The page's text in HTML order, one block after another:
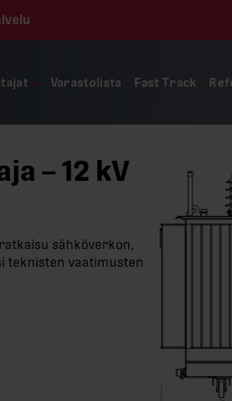
Varastolista Fast Track
– 12 kV
sähköverkon,
teknisten vaatimusten